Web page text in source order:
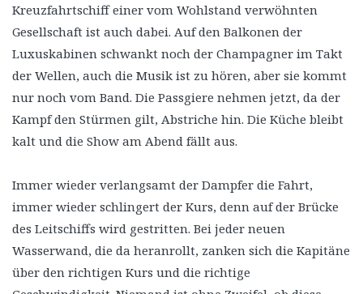
Kreuzfahrtschiff einer vom Wohlstand verwöhnten
Gesellschaft ist auch dabei. Auf den Balkonen der
Luxuskabinen schwankt noch der Champagner im Takt
der Wellen, auch die Musik ist zu hören, aber sie kommt
nur noch vom Band. Die Passgiere nehmen jetzt, da der
Kampf den Stürmen gilt, Abstriche hin. Die Küche bleibt
kalt und die Show am Abend fällt aus.
Immer wieder verlangsamt der Dampfer die Fahrt,
immer wieder schlingert der Kurs, denn auf der Brücke
des Leitschiffs wird gestritten. Bei jeder neuen
Wasserwand, die da heranrollt, zanken sich die Kapitäne
über den richtigen Kurs und die richtige